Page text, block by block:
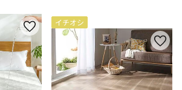
イチオシ